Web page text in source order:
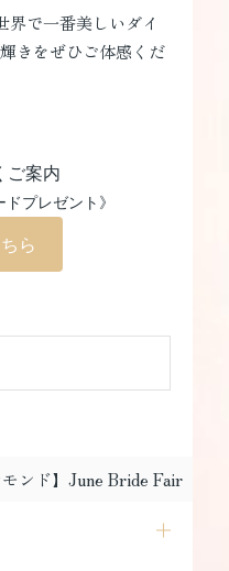
界で一番美しいダイ
きをぜひご体感くだ
ご案内
プレゼント》
ら
モンド】June Bride Fair